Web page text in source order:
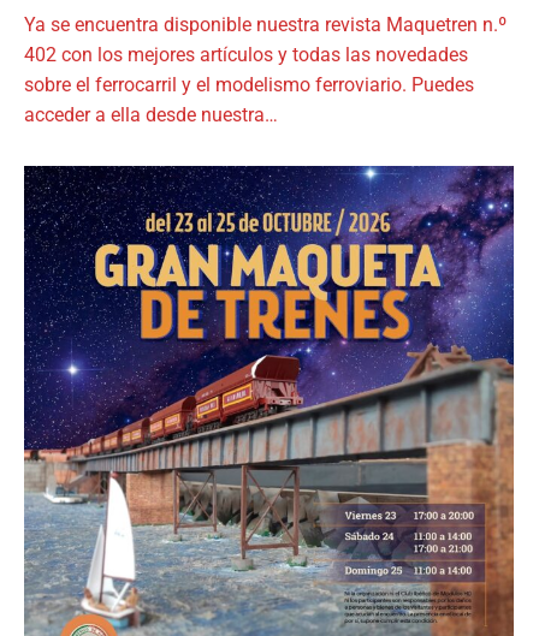
Ya se encuentra disponible nuestra revista Maquetren n.º
402 con los mejores artículos y todas las novedades
sobre el ferrocarril y el modelismo ferroviario. Puedes
acceder a ella desde nuestra…